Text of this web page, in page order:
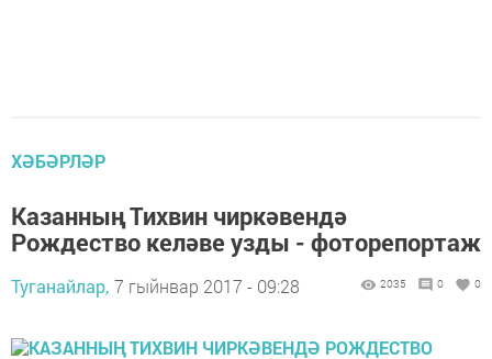
ХӘБӘРЛӘР
Казанның Тихвин чиркәвендә
Рождество келәве узды - фоторепортаж
Туганайлар, 7 гыйнвар 2017 - 09:28 2035 0 0